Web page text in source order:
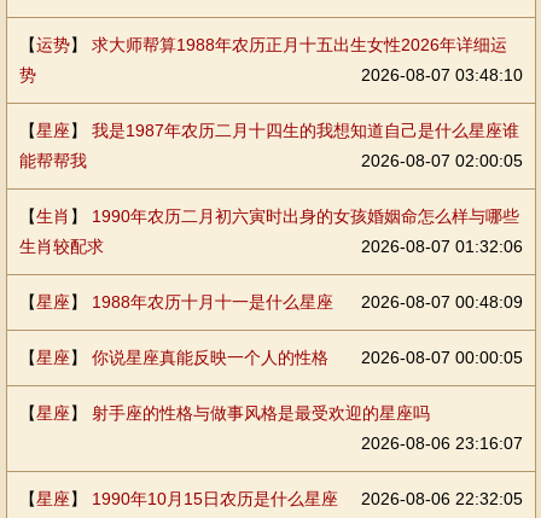
【运势】 求大师帮算1988年农历正月十五出生女性2026年详细运
势
2026-08-07 03:48:10
【星座】 我是1987年农历二月十四生的我想知道自己是什么星座谁
能帮帮我
2026-08-07 02:00:05
【生肖 】 1990年农历二月初六寅时出身的女孩婚姻命怎么样与哪些
生肖较配求
2026-08-07 01:32:06
【星座】 1988年农历十月十一是什么星座 2026-08-07 00:48:09
【星座】 你说星座真能反映一个人的性格 2026-08-07 00:00:05
【星座】 射手座的性格与做事风格是最受欢迎的星座吗
2026-08-06 23:16:07
【星座】 1990年10月15日农历是什么星座 2026-08-06 22:32:05